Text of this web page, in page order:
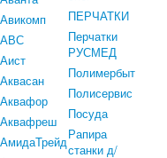
Авикомп
АВС
Аист
Аквасан
Аквафор
Аквафреш
АмидаТрейд
ПЕРЧАТКИ
Перчатки
РУСМЕД
Полимербыт
Полисервис
Посуда
Рапира
станки д/